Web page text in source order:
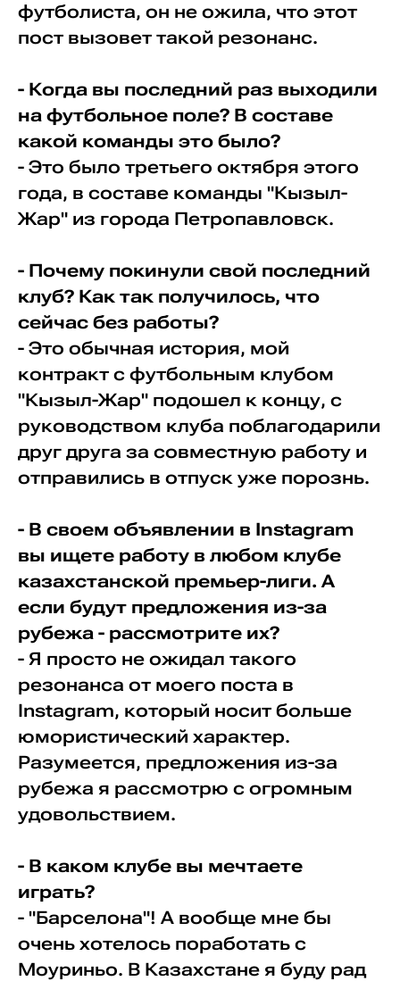
футболиста, он не ожила, что этот
пост вызовет такой резонанс.
- Когда вы последний раз выходили
на футбольное поле? В составе
какой команды это было?
- Это было третьего октября этого
года, в составе команды "Кызыл-
Жар" из города Петропавловск.
- Почему покинули свой последний
клуб? Как так получилось, что
сейчас без работы?
- Это обычная история, мой
контракт с футбольным клубом
"Кызыл-Жар" подошел к концу, с
руководством клуба поблагодарили
друг друга за совместную работу и
отправились в отпуск уже порознь.
- В своем объявлении в Instagram
вы ищете работу в любом клубе
казахстанской премьер-лиги. А
если будут предложения из-за
рубежа - рассмотрите их?
- Я просто не ожидал такого
резонанса от моего поста в
Instagram, который носит больше
юмористический характер.
Разумеется, предложения из-за
рубежа я рассмотрю с огромным
удовольствием.
- В каком клубе вы мечтаете
играть?
- "Барселона"! А вообще мне бы
очень хотелось поработать с
Моуриньо. В Казахстане я буду рад